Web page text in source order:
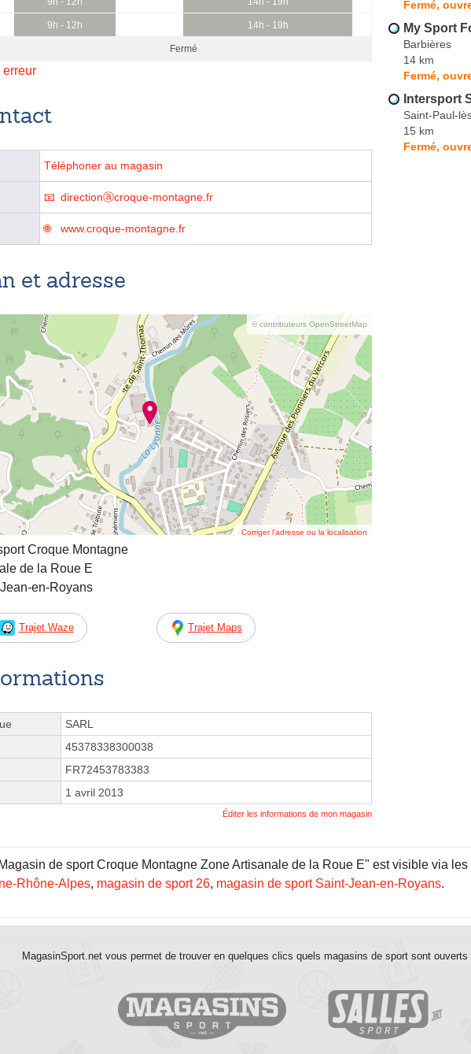
9h - 12h 14h - 19h
Fermé
erreur
Téléphoner au magasin
directionⓐcroque-montagne.fr
www.croque-montagne.fr
et adresse
© contributeurs OpenStreetMap
Corriger l’adresse ou la localisation
Croque Montagne
de la Roue E
en-Royans
Trajet Waze Trajet Maps
SARL
45378338300038
FR72453783383
1 avril 2013
Éditer les informations de mon magasin
Fermé,
My Sport
Barbières
14 km
Fermé,
Intersport
Saint-Paul-
15 km
Fermé,
de sport Croque Montagne Zone Artisanale de la Roue E" est visible via
Rhône-Alpes, magasin de sport 26, magasin de sport Saint-Jean-en-Royans.
MagasinSport.net vous permet de trouver en quelques clics quels magasins de sport sont ouverts